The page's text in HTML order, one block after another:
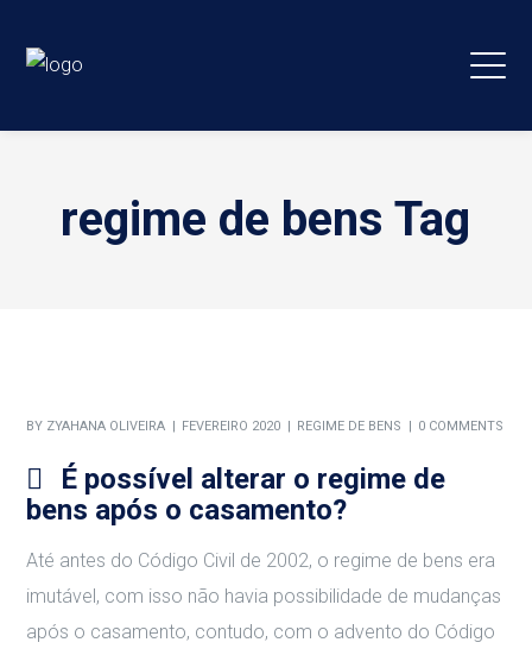
regime de bens Tag
BY ZYAHANA OLIVEIRA FEVEREIRO 2020 REGIME DE BENS 0 COMMENTS
É possível alterar o regime de
bens após o casamento?
Até antes do Código Civil de 2002, o regime de bens era
imutável, com isso não havia possibilidade de mudanças
após o casamento, contudo, com o advento do Código